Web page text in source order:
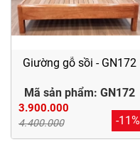
Giường gỗ sồi - GN172
Mã sản phẩm: GN172
3.900.000
4.400.000 -11%